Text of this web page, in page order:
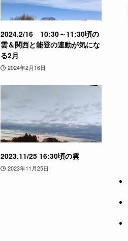
2024.2/16 10:30～11:30頃の
雲＆関西と能登の連動が気にな
る2月
2024年2月16日
2023.11/25 16:30頃の雲
2023年11月25日